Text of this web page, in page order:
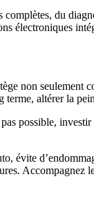
du
électroniques
non seulement
altérer la
possible,
évite
Accompagnez